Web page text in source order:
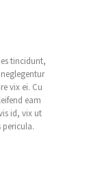
tincidunt,
vix ei. Cu
eam
id, vix ut